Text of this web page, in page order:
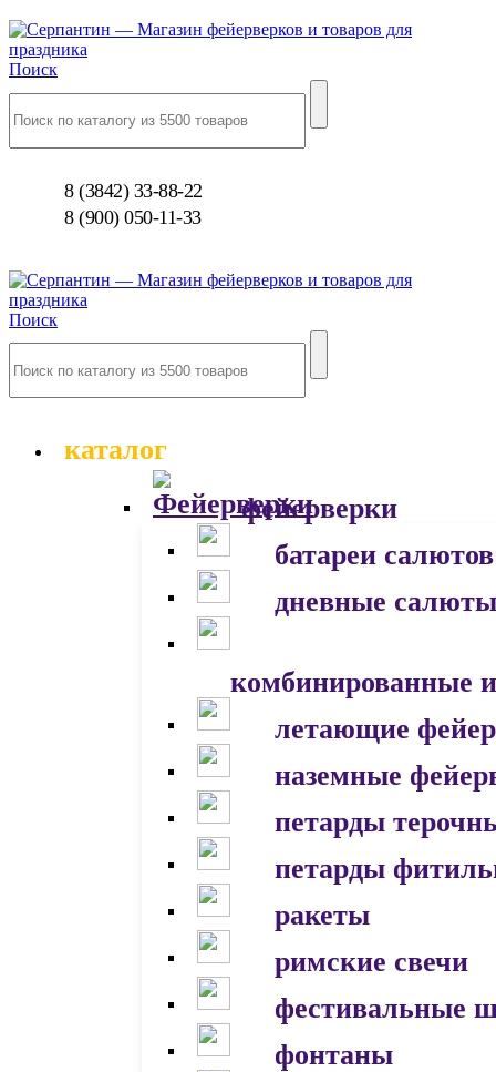
Поиск
8 (3842) 33-88-22
8 (900) 050-11-33
Поиск
каталог
фейерверки
батареи салютов
дневные салюты
комбинированные
летающие
наземные
петарды
петарды
ракеты
римские свечи
фестивальные
фонтаны